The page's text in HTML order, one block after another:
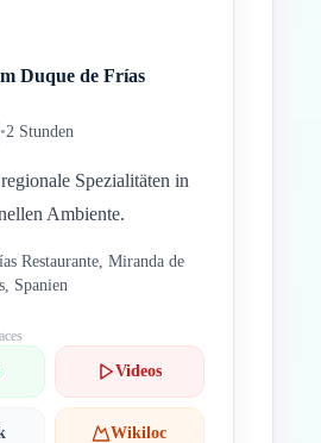
Duque de Frías
•2 Stunden
Spezialitäten in
Ambiente.
Restaurante, Miranda de
Spanien
Videos
Wikiloc